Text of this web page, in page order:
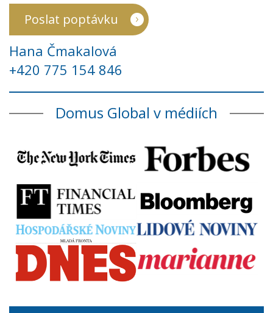
Poslat poptávku
Hana Čmakalová
+420 775 154 846
Domus Global v médiích